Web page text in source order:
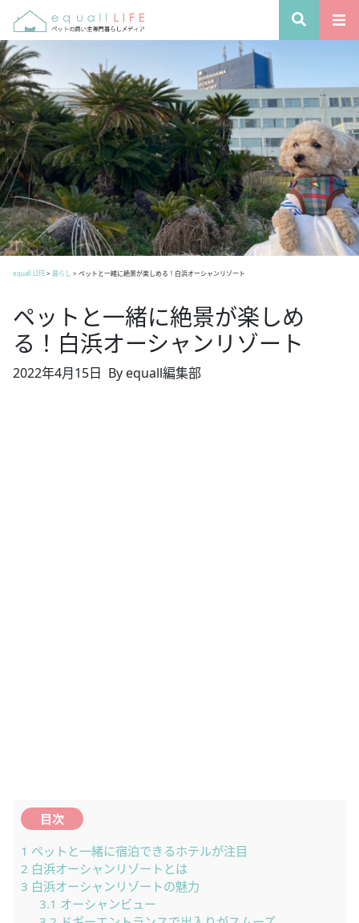
equall LIFE> 暮らし > ペットと一緒に絶景が楽しめる！白浜オーシャンリゾート
ペットと一緒に絶景が楽しめ
る！白浜オーシャンリゾート
2022年4月15日 By equall編集部
目次
1 ペットと一緒に宿泊できるホテルが注目
2 白浜オーシャンリゾートとは
3 白浜オーシャンリゾートの魅力
3.1 オーシャンビュー